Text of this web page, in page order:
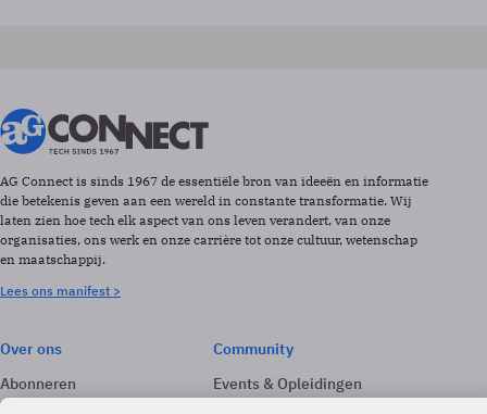
AG Connect is sinds 1967 de essentiële bron van ideeën en informatie
die betekenis geven aan een wereld in constante transformatie. Wij
laten zien hoe tech elk aspect van ons leven verandert, van onze
organisaties, ons werk en onze carrière tot onze cultuur, wetenschap
en maatschappij.
Lees ons manifest >
Over ons
Abonneren
Adverteren
Community
Events & Opleidingen